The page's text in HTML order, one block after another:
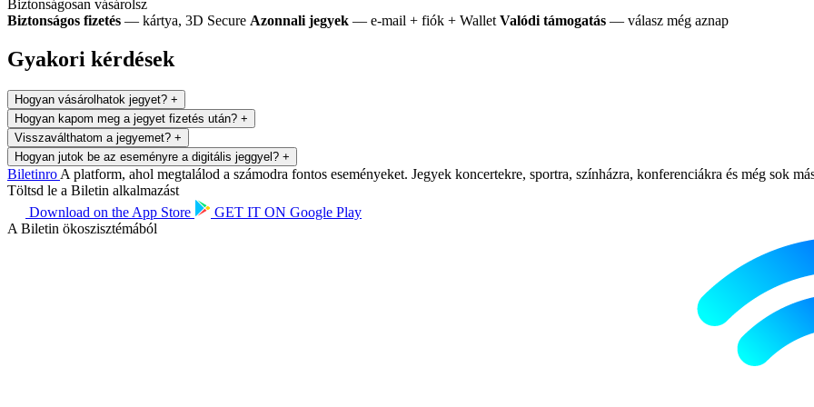
Biztonságosan vásárolsz
Biztonságos fizetés — kártya, 3D Secure Azonnali jegyek — e-mail + fiók + Wallet Valódi támogatás — válasz még aznap
Gyakori kérdések
Hogyan vásárolhatok jegyet? +
Hogyan kapom meg a jegyet fizetés után? +
Visszaválthatom a jegyemet? +
Hogyan jutok be az eseményre a digitális jeggyel? +
Biletinro A platform, ahol megtalálod a számodra fontos eseményeket. Jegyek koncertekre, sportra, színházra, konferenciákra és még sok
Töltsd le a Biletin alkalmazást
Download on the App Store GET IT ON Google Play
A Biletin ökoszisztémából